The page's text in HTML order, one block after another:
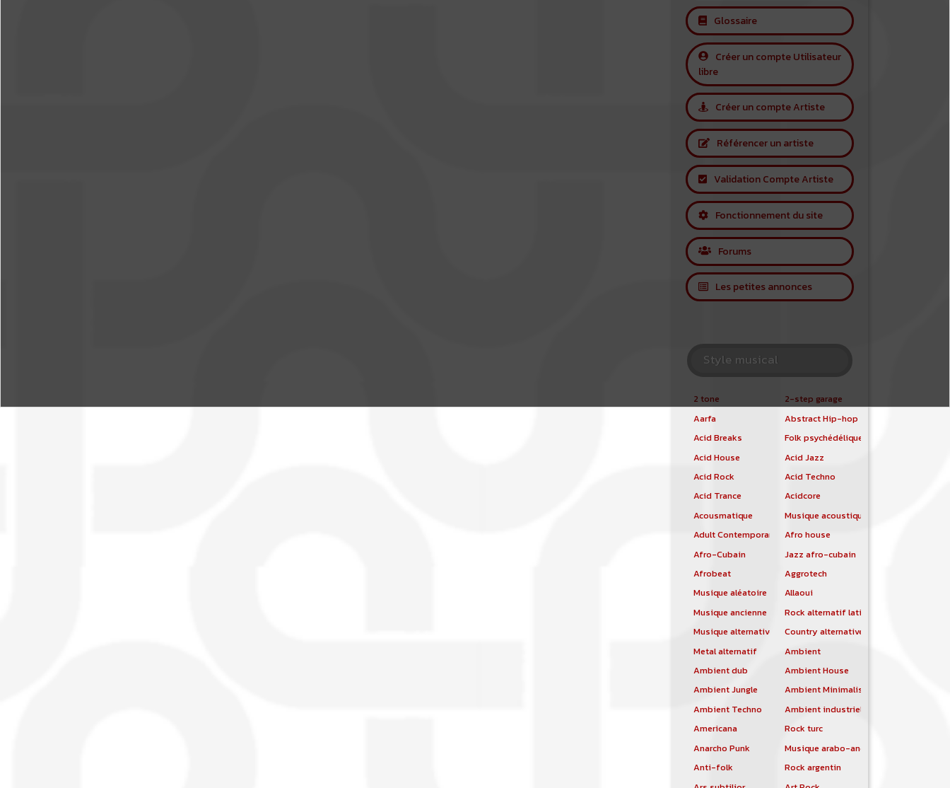
Glossaire
Créer un compte Utilisateur
libre
Créer un compte Artiste
Référencer un artiste
Validation Compte Artiste
Fonctionnement du site
Forums
Les petites annonces
Style musical
2 tone
2-step garage
Aarfa
Abstract Hip-hop
Acid Breaks
Folk psychédélique
Acid House
Acid Jazz
Acid Rock
Acid Techno
Acid Trance
Acidcore
Acousmatique
Musique acoustique
Adult Contemporary
Afro house
Afro-Cubain
Jazz afro-cubain
Afrobeat
Aggrotech
Musique aléatoire
Allaoui
Musique ancienne
Rock alternatif latino
Musique alternative
Country alternative
Metal alternatif
Ambient
Ambient dub
Ambient House
Ambient Jungle
Ambient Minimalist
Ambient Techno
Ambient industriel
Americana
Rock turc
Anarcho Punk
Musique arabo-andalouse
Anti-folk
Rock argentin